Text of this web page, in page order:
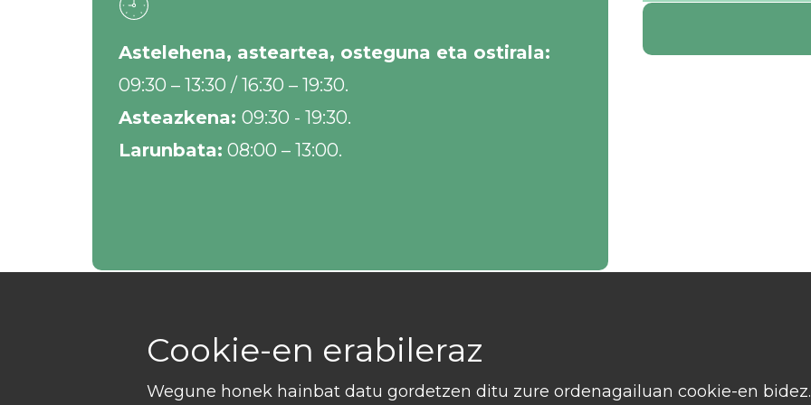
Astelehena, asteartea, osteguna eta ostirala:
09:30 – 13:30 / 16:30 – 19:30.
Asteazkena: 09:30 - 19:30.
Larunbata: 08:00 – 13:00.
​Cookie-en erabileraz
​Wegune honek hainbat datu gordetzen ditu zure ordenagailuan cookie-en bidez.